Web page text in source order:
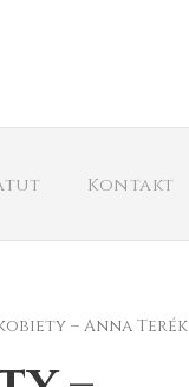
Kontakt
– Anna Terék